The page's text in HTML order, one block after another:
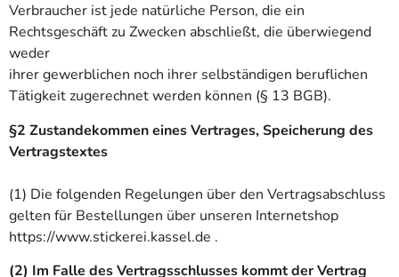
Verbraucher ist jede natürliche Person, die ein
Rechtsgeschäft zu Zwecken abschließt, die überwiegend
weder
ihrer gewerblichen noch ihrer selbständigen beruflichen
Tätigkeit zugerechnet werden können (§ 13 BGB).
§2 Zustandekommen eines Vertrages, Speicherung des
Vertragstextes
(1) Die folgenden Regelungen über den Vertragsabschluss
gelten für Bestellungen über unseren Internetshop
https://www.stickerei.kassel.de .
(2) Im Falle des Vertragsschlusses kommt der Vertrag